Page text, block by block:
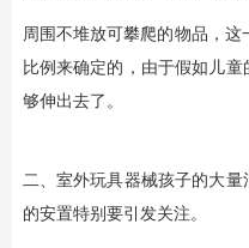
周围不堆放可攀爬的物品，
比例来确定的，由于假如儿
够伸出去了。
二、室外玩具器械孩子的大
的安置特别要引发关注。